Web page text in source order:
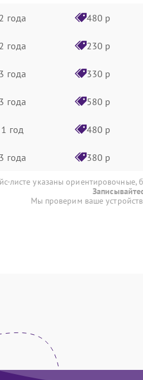
2 года 480 р
2 года 230 р
3 года 330 р
3 года 580 р
1 год 480 р
3 года 380 р
листе указаны ориентировочные,
Мы проверим ваше